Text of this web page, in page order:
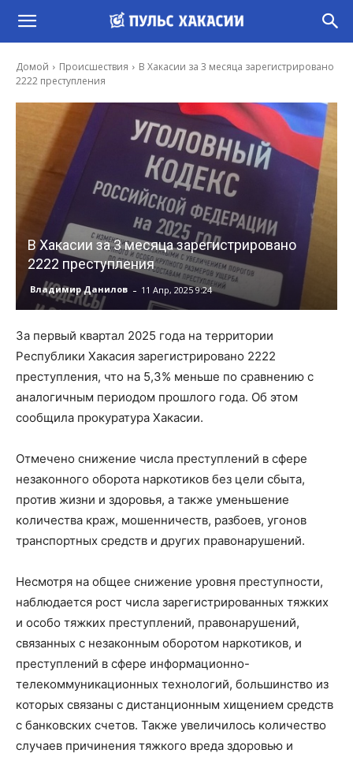
Домой Происшествия
В Хакасии за 3 месяца зарегистрировано
2222 преступления
В Хакасии за 3 месяца зарегистрировано
2222 преступления
Владимир Данилов - 11 Апр, 2025 9:24
За первый квартал 2025 года на территории
Республики Хакасия зарегистрировано 2222
преступления, что на 5,3% меньше по сравнению с
аналогичным периодом прошлого года. Об этом
сообщила прокуратура Хакасии.
Отмечено снижение числа преступлений в сфере
незаконного оборота наркотиков без цели сбыта,
против жизни и здоровья, а также уменьшение
количества краж, мошенничеств, разбоев, угонов
транспортных средств и других правонарушений.
Несмотря на общее снижение уровня преступности,
наблюдается рост числа зарегистрированных тяжких
и особо тяжких преступлений, правонарушений,
связанных с незаконным оборотом наркотиков, и
преступлений в сфере информационно-
телекоммуникационных технологий, большинство из
которых связаны с дистанционным хищением средств
с банковских счетов. Также увеличилось количество
случаев причинения тяжкого вреда здоровью и